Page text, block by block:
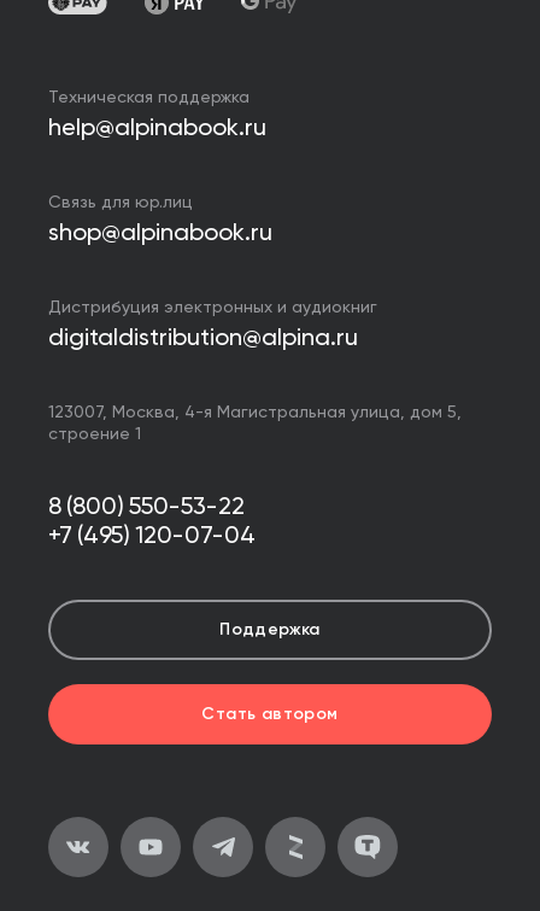
Техническая поддержка
help@alpinabook.ru
Связь для юр.лиц
shop@alpinabook.ru
Дистрибуция электронных и аудиокниг
digitaldistribution@alpina.ru
123007, Москва
4-я Магистральная улица, дом 5,
строение 1
8 (800) 550-53-22
+7 (495) 120-07-04
Поддержка
Стать автором